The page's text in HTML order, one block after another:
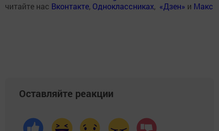
читайте нас Вконтакте, Одноклассниках, «Дзен» и Макс
Оставляйте реакции